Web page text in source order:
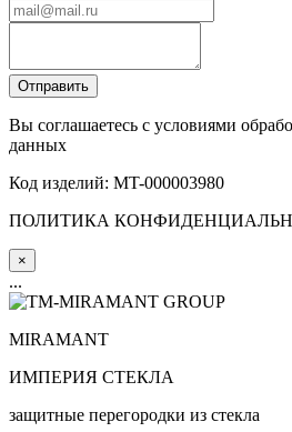
Вы соглашаетесь с условиями
данных
Код изделий: MT-000003980
ПОЛИТИКА
×
...
MIRAMANT
ИМПЕРИЯ СТЕКЛА
защитные перегородки из стекла